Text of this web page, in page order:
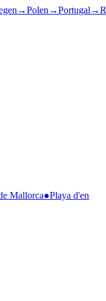
→Polen →Portugal →
Mallorca●Playa d'en